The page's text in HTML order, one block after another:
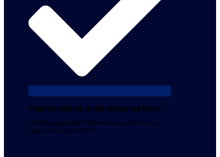
Pendampingan Audit Eksternal SMK2
Pendampingan audit eksternal untuk pemenuhan
kepatuhan regulasi SMK2.